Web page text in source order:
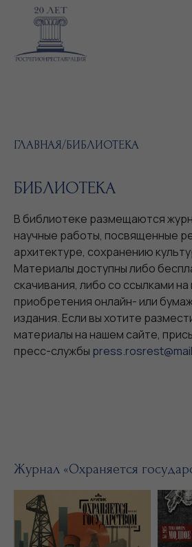
ГЛАВНАЯ/БИБЛИОТЕКА
БИБЛИОТЕКА
В библиотеке размещаются
научные работы, посвященные
архитектуре, сохранению
Материалы доступны либо
скачивания, либо со ссылками
приобретения онлайн- или
издания. Если вы хотите
материалы на нашем сайте,
пресс-службы
Журнал «Охраняется